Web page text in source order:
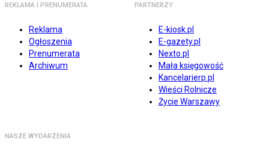
REKLAMA I PRENUMERATA
Reklama
Ogłoszenia
Prenumerata
Archiwum
PARTNERZY
E-kiosk.pl
E-gazety.pl
Nexto.pl
Mała księgowość
Kancelarierp.pl
Wieści Rolnicze
Życie Warszawy
NASZE WYDARZENIA